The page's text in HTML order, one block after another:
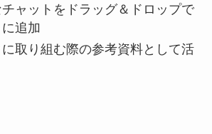
ャットをドラッグ＆ドロップで
追加
取り組む際の参考資料として活